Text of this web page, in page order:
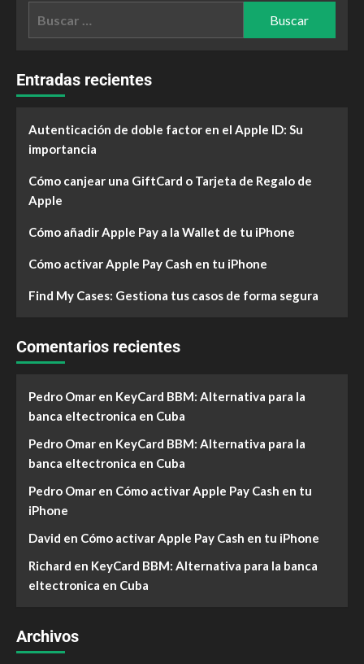
Entradas recientes
Autenticación de doble factor en el Apple ID: Su
importancia
Cómo canjear una GiftCard o Tarjeta de Regalo de
Apple
Cómo añadir Apple Pay a la Wallet de tu iPhone
Cómo activar Apple Pay Cash en tu iPhone
Find My Cases: Gestiona tus casos de forma segura
Comentarios recientes
Pedro Omar en KeyCard BBM: Alternativa para la
banca eltectronica en Cuba
Pedro Omar en KeyCard BBM: Alternativa para la
banca eltectronica en Cuba
Pedro Omar en Cómo activar Apple Pay Cash en tu
iPhone
David en Cómo activar Apple Pay Cash en tu iPhone
Richard en KeyCard BBM: Alternativa para la banca
eltectronica en Cuba
Archivos